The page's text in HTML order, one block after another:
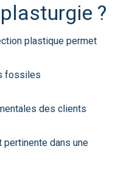
?
plastique permet
fossiles
des clients
pertinente dans une